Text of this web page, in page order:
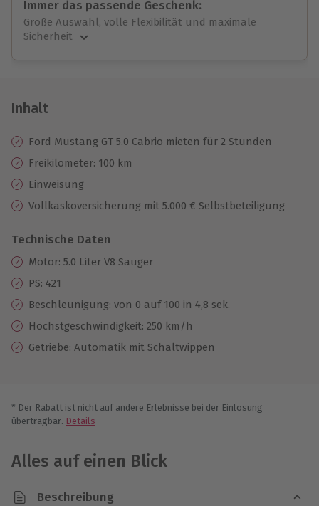
Immer das passende Geschenk:
Große Auswahl, volle Flexibilität und maximale
Sicherheit
Jeder Gutschein für alle Erlebnisse einlösbar.
10 Jahre gültig & verlängerbar.
Inhalt
Ford Mustang GT 5.0 Cabrio mieten für 2 Stunden
Freikilometer: 100 km
Einweisung
Vollkaskoversicherung mit 5.000 € Selbstbeteiligung
Technische Daten
Motor: 5.0 Liter V8 Sauger
PS: 421
Beschleunigung: von 0 auf 100 in 4,8 sek.
Höchstgeschwindigkeit: 250 km/h
Getriebe: Automatik mit Schaltwippen
* Der Rabatt ist nicht auf andere Erlebnisse bei der Einlösung
übertragbar. Details
Alles auf einen Blick
Beschreibung